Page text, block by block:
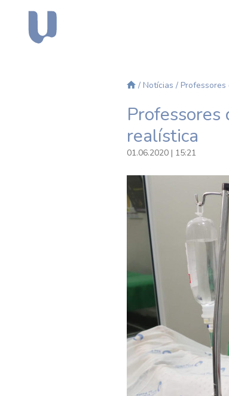
/ Notícias / Professores
realística
01.06.2020 | 15:21